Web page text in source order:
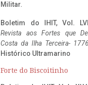
Militar.
Boletim do IHIT, Vol.
Revista aos Fortes que
Costa da Ilha Terceira- 1776
Histórico Ultramarino
Forte do Biscoitinho